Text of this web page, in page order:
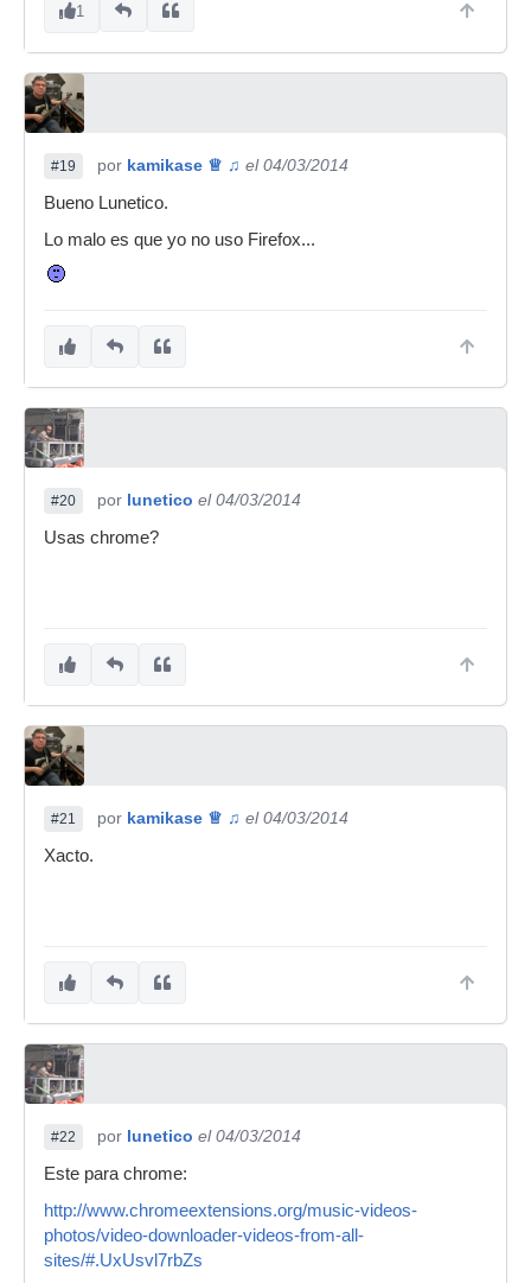
1
#19 por kamikase ♕ ♫ el 04/03/2014
Bueno Lunetico.
Lo malo es que yo no uso Firefox...
#20 por lunetico el 04/03/2014
Usas chrome?
#21 por kamikase ♕ ♫ el 04/03/2014
Xacto.
#22 por lunetico el 04/03/2014
Este para chrome:
http://www.chromeextensions.org/music-videos-
photos/video-downloader-videos-from-all-
sites/#.UxUsvl7rbZs